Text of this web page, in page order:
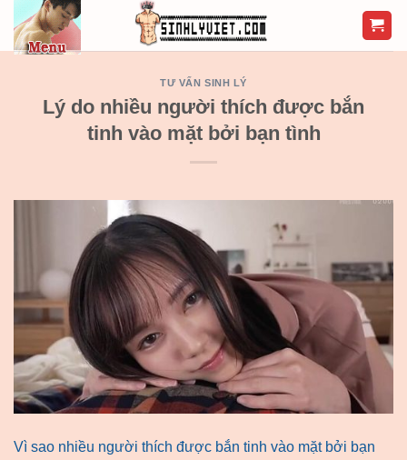
content
TƯ VẤN SINH LÝ
Lý do nhiều người thích được bắn
tinh vào mặt bởi bạn tình
Vì sao nhiều người thích được bắn tinh vào mặt bởi bạn